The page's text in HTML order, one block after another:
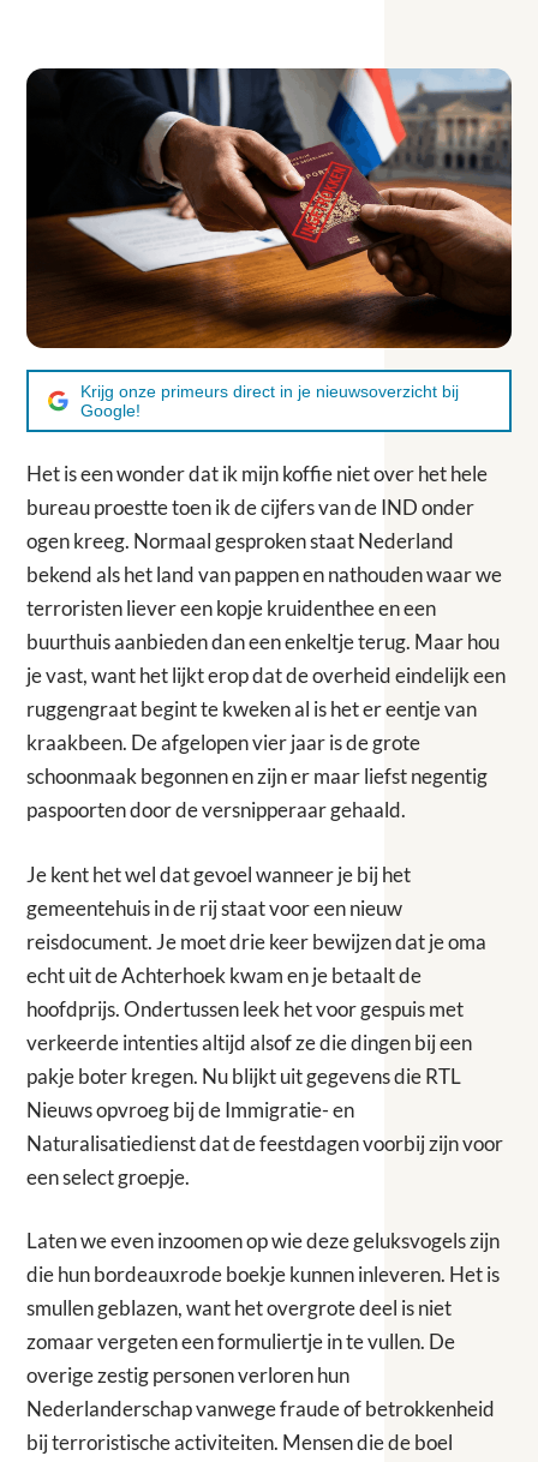
Krijg onze primeurs direct in je nieuwsoverzicht bij
Google!
Het is een wonder dat ik mijn koffie niet over het hele
bureau proestte toen ik de cijfers van de IND onder
ogen kreeg. Normaal gesproken staat Nederland
bekend als het land van pappen en nathouden waar we
terroristen liever een kopje kruidenthee en een
buurthuis aanbieden dan een enkeltje terug. Maar hou
je vast, want het lijkt erop dat de overheid eindelijk een
ruggengraat begint te kweken al is het er eentje van
kraakbeen. De afgelopen vier jaar is de grote
schoonmaak begonnen en zijn er maar liefst negentig
paspoorten door de versnipperaar gehaald.
Je kent het wel dat gevoel wanneer je bij het
gemeentehuis in de rij staat voor een nieuw
reisdocument. Je moet drie keer bewijzen dat je oma
echt uit de Achterhoek kwam en je betaalt de
hoofdprijs. Ondertussen leek het voor gespuis met
verkeerde intenties altijd alsof ze die dingen bij een
pakje boter kregen. Nu blijkt uit gegevens die RTL
Nieuws opvroeg bij de Immigratie- en
Naturalisatiedienst dat de feestdagen voorbij zijn voor
een select groepje.
Laten we even inzoomen op wie deze geluksvogels zijn
die hun bordeauxrode boekje kunnen inleveren. Het is
smullen geblazen, want het overgrote deel is niet
zomaar vergeten een formuliertje in te vullen. De
overige zestig personen verloren hun
Nederlanderschap vanwege fraude of betrokkenheid
bij terroristische activiteiten. Mensen die de boel